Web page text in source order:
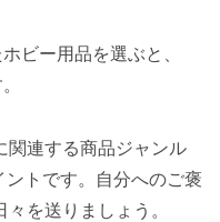
ビー用品を選ぶと、
関連する商品ジャンル
トです。自分へのご褒
を送りましょう。